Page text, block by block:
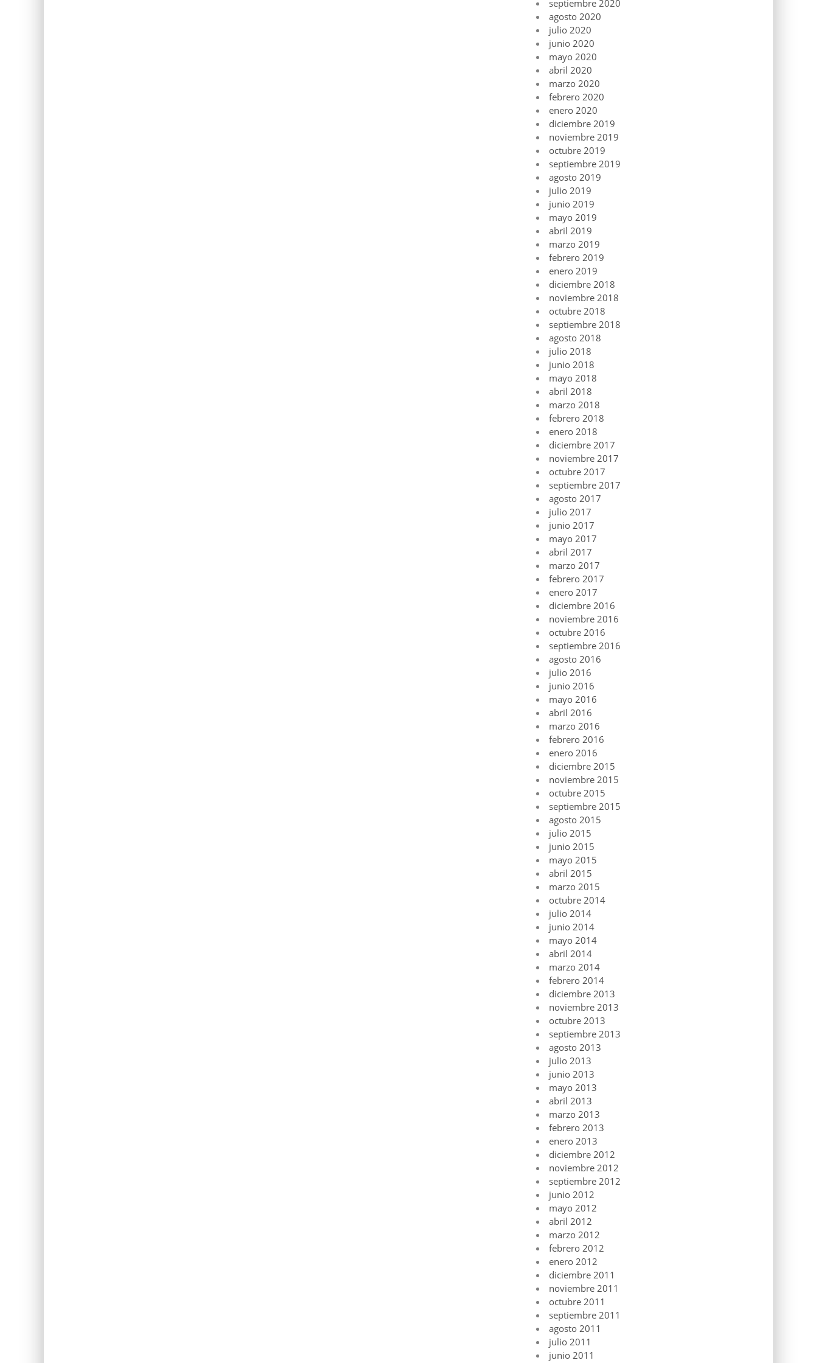
septiembre 2020
agosto 2020
julio 2020
junio 2020
mayo 2020
abril 2020
marzo 2020
febrero 2020
enero 2020
diciembre 2019
noviembre 2019
octubre 2019
septiembre 2019
agosto 2019
julio 2019
junio 2019
mayo 2019
abril 2019
marzo 2019
febrero 2019
enero 2019
diciembre 2018
noviembre 2018
octubre 2018
septiembre 2018
agosto 2018
julio 2018
junio 2018
mayo 2018
abril 2018
marzo 2018
febrero 2018
enero 2018
diciembre 2017
noviembre 2017
octubre 2017
septiembre 2017
agosto 2017
julio 2017
junio 2017
mayo 2017
abril 2017
marzo 2017
febrero 2017
enero 2017
diciembre 2016
noviembre 2016
octubre 2016
septiembre 2016
agosto 2016
julio 2016
junio 2016
mayo 2016
abril 2016
marzo 2016
febrero 2016
enero 2016
diciembre 2015
noviembre 2015
octubre 2015
septiembre 2015
agosto 2015
julio 2015
junio 2015
mayo 2015
abril 2015
marzo 2015
octubre 2014
julio 2014
junio 2014
mayo 2014
abril 2014
marzo 2014
febrero 2014
diciembre 2013
noviembre 2013
octubre 2013
septiembre 2013
agosto 2013
julio 2013
junio 2013
mayo 2013
abril 2013
marzo 2013
febrero 2013
enero 2013
diciembre 2012
noviembre 2012
septiembre 2012
junio 2012
mayo 2012
abril 2012
marzo 2012
febrero 2012
enero 2012
diciembre 2011
noviembre 2011
octubre 2011
septiembre 2011
agosto 2011
julio 2011
junio 2011